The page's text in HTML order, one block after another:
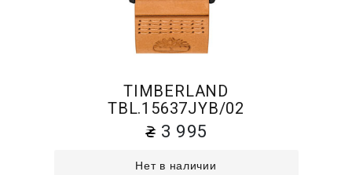
TIMBERLAND
TBL.15637JYB/02
3 995
Нет в наличии